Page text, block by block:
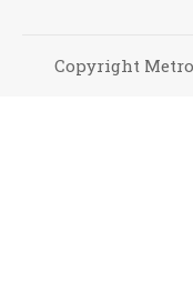
Copyright